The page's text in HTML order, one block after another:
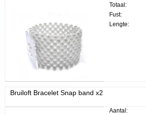
Totaal:
Fust:
Lengte:
Bruiloft Bracelet Snap band x2
Aantal: